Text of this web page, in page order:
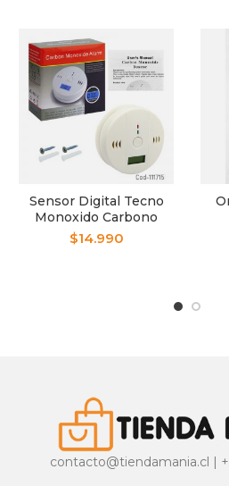
Sensor Digital Tecno
Monoxido Carbono
$14.990
contacto@tiendamania.cl |